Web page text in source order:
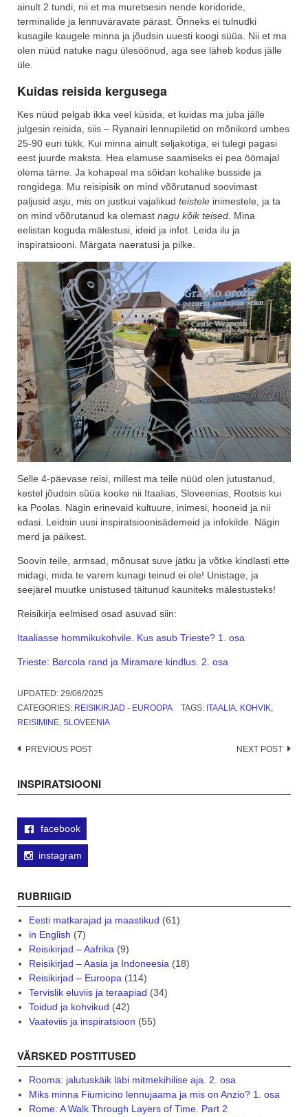
ainult 2 tundi, nii et ma muretsesin nende koridoride,
terminalide ja lennuväravate pärast. Õnneks ei tulnudki
kusagile kaugele minna ja jõudsin uuesti koogi süüa. Nii et ma
olen nüüd natuke nagu ülesöönud, aga see läheb kodus jälle
üle.
Kuidas reisida kergusega
Kes nüüd pelgab ikka veel küsida, et kuidas ma juba jälle
julgesin reisida, siis – Ryanairi lennupiletid on mõnikord umbes
25-90 euri tükk. Kui minna ainult seljakotiga, ei tulegi pagasi
eest juurde maksta. Hea elamuse saamiseks ei pea öömajal
olema tärne. Ja kohapeal ma sõidan kohalike busside ja
rongidega. Mu reisipisik on mind võõrutanud soovimast
paljusid asju , mis on justkui vajalikud teistele inimestele, ja ta
on mind võõrutanud ka olemast nagu kõik teised . Mina
eelistan koguda mälestusi, ideid ja infot. Leida ilu ja
inspiratsiooni. Märgata naeratusi ja pilke.
Selle 4-päevase reisi, millest ma teile nüüd olen jutustanud,
kestel jõudsin süüa kooke nii Itaalias, Sloveenias, Rootsis kui
ka Poolas. Nägin erinevaid kultuure, inimesi, hooneid ja nii
edasi. Leidsin uusi inspiratsioonisädemeid ja infokilde. Nägin
merd ja päikest.
Soovin teile, armsad, mõnusat suve jätku ja võtke kindlasti ette
midagi, mida te varem kunagi teinud ei ole! Unistage, ja
seejärel muutke unistused täitunud kauniteks mälestusteks!
Reisikirja eelmised osad asuvad siin:
Itaaliasse hommikukohvile. Kus asub Trieste? 1. osa
Trieste: Barcola rand ja Miramare kindlus. 2. osa
UPDATED: 29/06/2025
CATEGORIES: REISIKIRJAD - EUROOPA TAGS: ITAALIA, KOHVIK,
REISIMINE, SLOVEENIA
Post
PREVIOUS POST NEXT POST
INSPIRATSIOONI
facebook
instagram
RUBRIIGID
Eesti matkarajad ja maastikud (61)
in English (7)
Reisikirjad – Aafrika(9)
Reisikirjad – Aasia ja Indoneesia(18)
Reisikirjad – Euroopa(114)
Tervislik eluviis ja teraapiad (34)
Toidud ja kohvikud (42)
Vaateviis ja inspiratsioon (55)
VÄRSKED POSTITUSED
Rooma: jalutuskäik läbi mitmekihilise aja. 2. osa
Miks minna Fiumicino lennujaama ja mis on Anzio? 1. osa
Rome: A Walk Through Layers of Time. Part 2